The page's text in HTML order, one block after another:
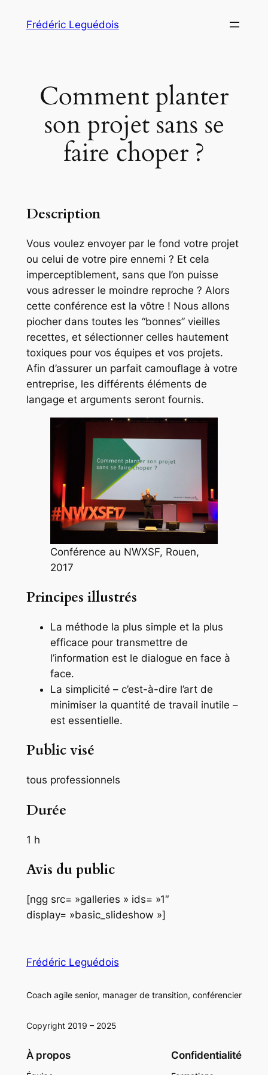
Frédéric Leguédois
Comment planter
son projet sans se
faire choper ?
Description
Vous voulez envoyer par le fond votre projet
ou celui de votre pire ennemi ? Et cela
imperceptiblement, sans que l’on puisse
vous adresser le moindre reproche ? Alors
cette conférence est la vôtre ! Nous allons
piocher dans toutes les “bonnes” vieilles
recettes, et sélectionner celles hautement
toxiques pour vos équipes et vos projets.
Afin d’assurer un parfait camouflage à votre
entreprise, les différents éléments de
langage et arguments seront fournis.
Conférence au NWXSF, Rouen,
2017
Principes illustrés
La méthode la plus simple et la plus
efficace pour transmettre de
l’information est le dialogue en face à
face.
La simplicité – c’est-à-dire l’art de
minimiser la quantité de travail inutile –
est essentielle.
Publicvisé
tous professionnels
Durée
1 h
Avis du public
[ngg src= »galleries » ids= »1″
display= »basic_slideshow »]
Frédéric Leguédois
Coach agile senior, manager de transition, conférencier
Copyright 2019 – 2025
À propos Confidentialité